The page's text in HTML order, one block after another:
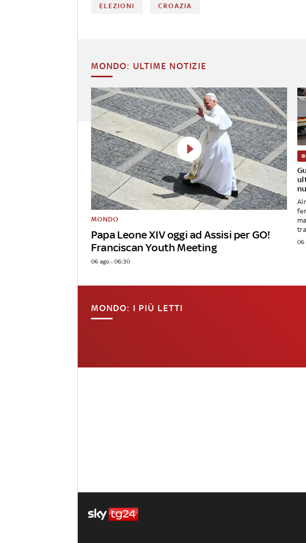
ELEZIONI CROAZIA
MONDO: ULTIME NOTIZIE
Papa Leone XIV oggi ad Assisi per GO!
Franciscan Youth Meeting
MONDO
06 ago - 06:30
06
MONDO: I PIÙ LETTI